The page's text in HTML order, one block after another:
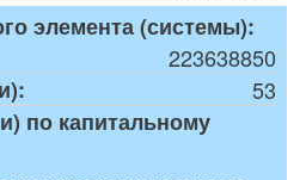
элемента (системы):
223638850
53
по капитальному